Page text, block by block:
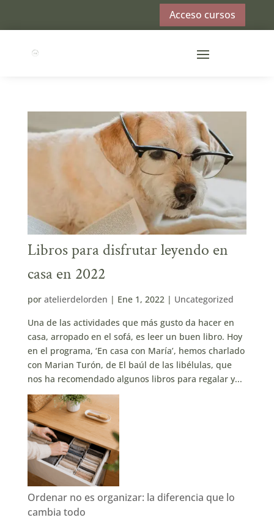
Acceso cursos
Libros para disfrutar leyendo en
casa en 2022
por atelierdelorden | Ene 1, 2022| Uncategorized
Una de las actividades que más gusto da hacer en
casa, arropado en el sofá, es leer un buen libro. Hoy
en el programa, ‘En casa con María’, hemos charlado
con Marian Turón, de El baúl de las libélulas, que
nos ha recomendado algunos libros para regalar y...
Ordenar no es organizar: la diferencia que lo
cambia todo